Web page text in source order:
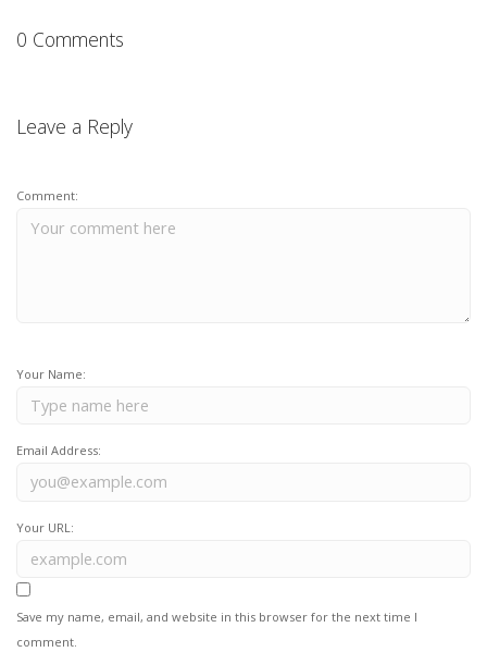
0 Comments
Leave a Reply
Comment:
Your Name:
Email Address:
Your URL:
Save my name, email, and website in this browser for the next time I
comment.